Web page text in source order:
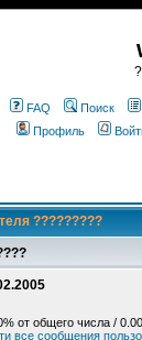
FAQ Поиск
Профиль
?????????
от общего числа /
все сообщения